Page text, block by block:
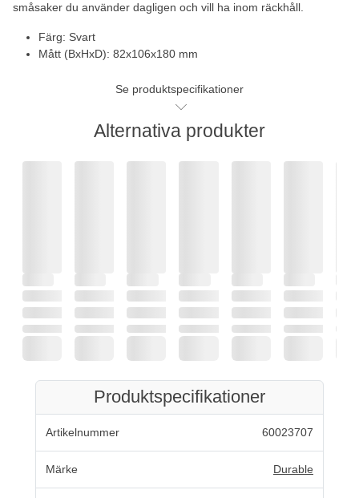
småsaker du använder dagligen och vill ha inom räckhåll.
Färg: Svart
Mått (BxHxD): 82x106x180 mm
Se produktspecifikationer
Alternativa produkter
Produktspecifikationer
Artikelnummer 60023707
Märke Durable